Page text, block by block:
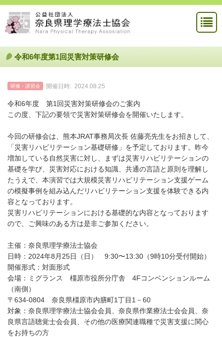
令和6年度第1回災害対策研修会
研修・講習会 開催日時: 2024.08.25
令和6年度 第1回災害対策研修会のご案内
この度、下記の要領で災害対策研修会を開催いたします。
今回の研修会は、熊本JRAT事務局次長 佐藤亮先生をお招きして、
「災害リハビリテーション基礎研修」を予定しております。昨今
増加している自然災害に対し、まずは災害リハビリテーションの
基礎を学び、災害対応における知識、共通の言語と原則を理解し
たうえで、本演習では大規模災害リハビリテーション支援ゲーム
の模擬事例を組み込んだリハビリテーション支援を体験できる内
容となっております。
災害リハビリテーションにおける基礎的な内容となっております
ので、ご興味のある方は是非ご参加ください。
主催：奈良県理学療法士協会
日時：2024年8月25日（日） 9:30〜13:30（9時10分受付開始）
開催形式：対面形式
会場：ミグランス 橿原市役所分庁舎 4Fコンベンションルーム
（南側）
〒634-0804 奈良県橿原市内膳町1丁目1－60
対象：奈良県理学療法士協会会員、奈良県作業療法士会会員、奈
良県言語聴覚士会会員、その他の医療関連職種で災害支援に関心
をお持ちの方